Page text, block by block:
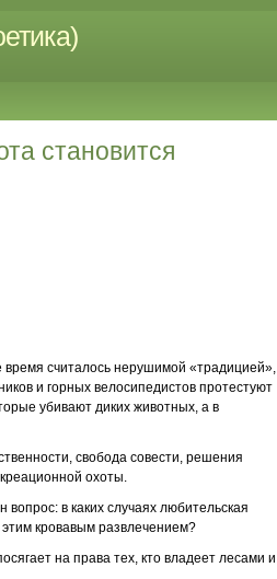
становится
время считалось нерушимой «традицией»,
и горных велосипедистов протестуют
убивают диких животных, а в
свобода совести, решения
охоты.
в каких случаях любительская
кровавым развлечением?
на права тех, кто владеет лесами и